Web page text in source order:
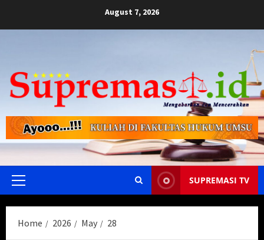
August 7, 2026
Primary
SUPREMASI TV
Home 2026 May 28